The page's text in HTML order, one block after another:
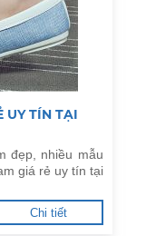
UY TÍN TẠI
đẹp, nhiều mẫu
giá rẻ uy tín tại
Chi tiết